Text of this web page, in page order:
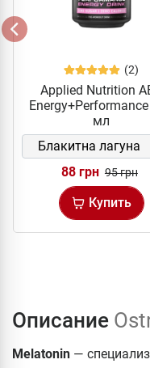
(2)
Applied Nutrition
мл
88 грн 95 грн
Купить
Описание
Melatonin —